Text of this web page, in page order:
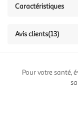
Caractéristiques
Avis clients(13)
Pour votre santé,